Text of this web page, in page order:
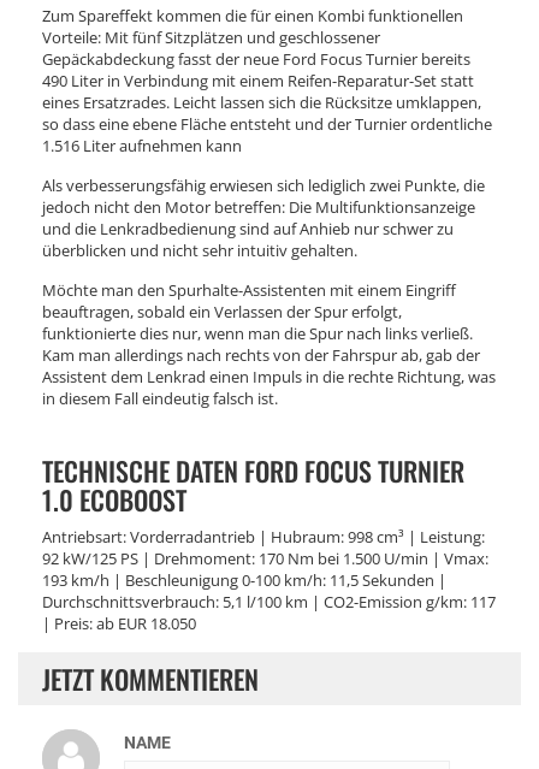
Zum Spareffekt kommen die für einen Kombi funktionellen
Vorteile: Mit fünf Sitzplätzen und geschlossener
Gepäckabdeckung fasst der neue Ford Focus Turnier bereits
490 Liter in Verbindung mit einem Reifen-Reparatur-Set statt
eines Ersatzrades. Leicht lassen sich die Rücksitze umklappen,
so dass eine ebene Fläche entsteht und der Turnier ordentliche
1.516 Liter aufnehmen kann
Als verbesserungsfähig erwiesen sich lediglich zwei Punkte, die
jedoch nicht den Motor betreffen: Die Multifunktionsanzeige
und die Lenkradbedienung sind auf Anhieb nur schwer zu
überblicken und nicht sehr intuitiv gehalten.
Möchte man den Spurhalte-Assistenten mit einem Eingriff
beauftragen, sobald ein Verlassen der Spur erfolgt,
funktionierte dies nur, wenn man die Spur nach links verließ.
Kam man allerdings nach rechts von der Fahrspur ab, gab der
Assistent dem Lenkrad einen Impuls in die rechte Richtung, was
in diesem Fall eindeutig falsch ist.
TECHNISCHE DATEN FORD FOCUS TURNIER
1.0 ECOBOOST
Antriebsart: Vorderradantrieb | Hubraum: 998 cm³ | Leistung:
92 kW/125 PS | Drehmoment: 170 Nm bei 1.500 U/min | Vmax:
193 km/h | Beschleunigung 0-100 km/h: 11,5 Sekunden |
Durchschnittsverbrauch: 5,1 l/100 km | CO2-Emission g/km: 117
| Preis: ab EUR 18.050
JETZT KOMMENTIEREN
NAME